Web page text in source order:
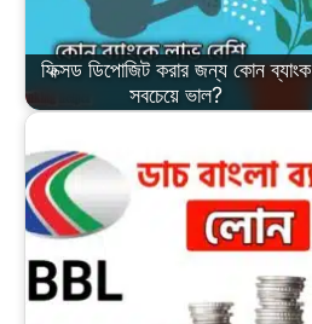
ফিক্সড ডিপোজিট করার জন্য কোন ব্যাংক
সবচেয়ে ভাল?